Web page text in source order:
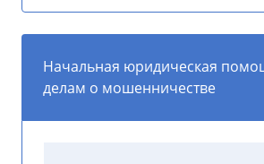
Начальная юридическая
делам о мошенничестве